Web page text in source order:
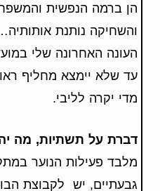
הן ברמה הנפשית
והשחיקה נותנת
העונה האחרונה שלי
עד שלא יימצא מחליף
מדי יקרה לליבי.
דברת על תשתיות, מה
מלבד פעילות הנוער